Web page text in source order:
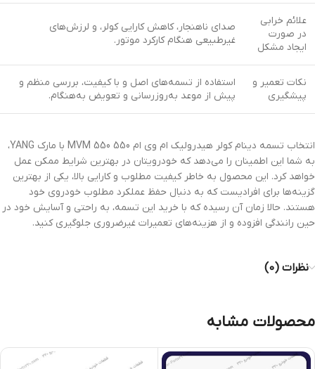
علائم خرابی
در صورت
ایجاد مشکل
صدای ناهنجار، کاهش کارایی کولر، و لرزش‌های
غیرطبیعی هنگام کارکرد موتور.
نکات تعمیر و
پیشگیری
استفاده از تسمه‌های اصل و با کیفیت، بررسی منظم و
پیش از موعد به‌روزرسانی و تعویض به‌هنگام.
انتخاب تسمه دینام کولر هیدرولیک ام وی ام 550 MVM 550 با مارک YANG،
به شما این اطمینان را می‌دهد که خودرویتان در بهترین شرایط ممکن عمل
خواهد کرد. این محصول به خاطر کیفیت مطلوب و کارایی بالا، یکی از بهترین
گزینه‌ها برای افرادیست که به دنبال حفظ عملکرد مطلوب خودروی خود
هستند. حالا زمان آن رسیده که با خرید این تسمه، به راحتی و آسایش خود در
حین رانندگی افزوده و از هزینه‌های تعمیرات غیرضروری جلوگیری کنید.
نظرات (0)
محصولات مشابه